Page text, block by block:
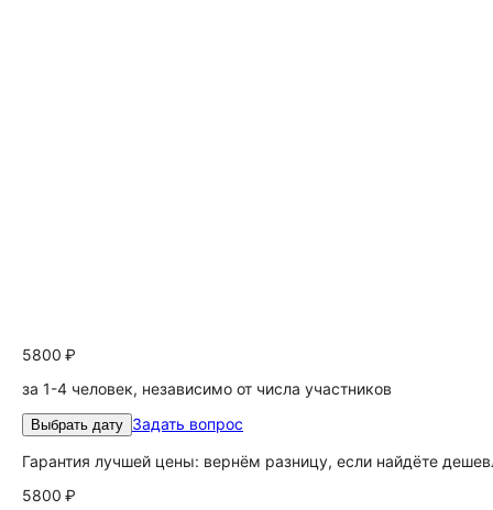
5800 ₽
за 1-4 человек, независимо от числа участников
Выбрать дату Задать вопрос
Гарантия лучшей цены: вернём разницу, если найдёте
5800 ₽